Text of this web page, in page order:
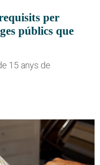
per
públics que
15 anys de